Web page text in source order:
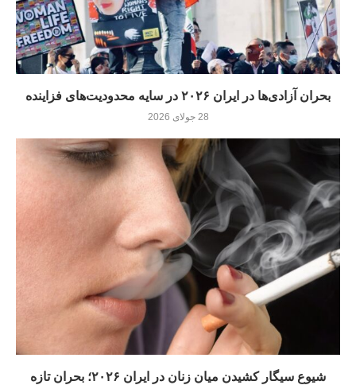
بحران آزادی‌ها در ایران ۲۰۲۶ در سایه محدودیت‌های فزاینده
28 جولای 2026
شیوع سیگار کشیدن میان زنان در ایران ۲۰۲۶؛ بحران تازه